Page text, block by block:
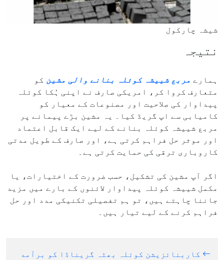
شیشہ چارکول
نتیجہ
ہمارے مربع شییشہ کوئلہ بنانے والی مشین کو
متعارف کروا کر، امریکی صارف نے اپنی ہُکا کوئلہ
پیداوار کی صلاحیت اور مصنوعات کے معیار کو
کامیابی سے اپ گریڈ کیا۔ یہ مشین بڑے پیمانے پر
مربع شییشہ کوئلہ بنانے کے لیے ایک قابل اعتماد
اور موثر حل فراہم کرتی ہے، اور صارف کے طویل مدتی
کاروباری ترقی کی حمایت کرتی ہے۔
اگر آپ مشین کی تشکیل، حسب ضرورت کے اختیارات، یا
مکمل شییشہ کوئلہ پیداوار لائنوں کے بارے میں مزید
جاننا چاہتے ہیں، تو ہم تفصیلی تکنیکی مدد اور حل
فراہم کرنے کے لیے تیار ہیں۔
کاربنائزیشن کوئلہ بھٹہ گریناڈا کو برآمد